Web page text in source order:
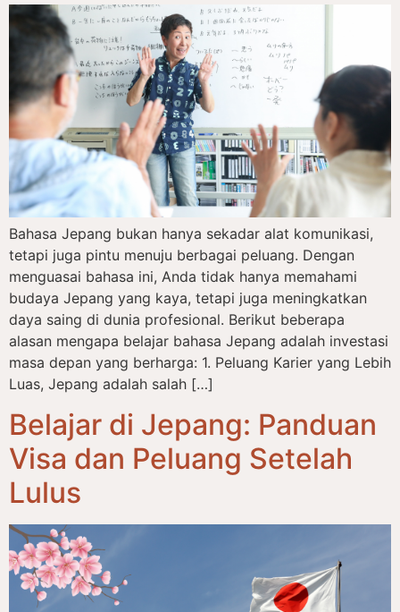
Bahasa Jepang bukan hanya sekadar alat komunikasi,
tetapi juga pintu menuju berbagai peluang. Dengan
menguasai bahasa ini, Anda tidak hanya memahami
budaya Jepang yang kaya, tetapi juga meningkatkan
daya saing di dunia profesional. Berikut beberapa
alasan mengapa belajar bahasa Jepang adalah investasi
masa depan yang berharga: 1. Peluang Karier yang Lebih
Luas, Jepang adalah salah […]
Belajar di Jepang: Panduan
Visa dan Peluang Setelah
Lulus